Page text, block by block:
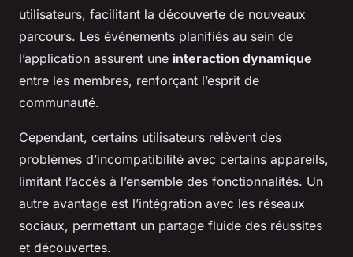
utilisateurs, facilitant la découverte de nouveaux
parcours. Les événements planifiés au sein de
l’application assurent une interaction dynamique
entre les membres, renforçant l’esprit de
communauté.
Cependant, certains utilisateurs relèvent des
problèmes d’incompatibilité avec certains appareils,
limitant l’accès à l’ensemble des fonctionnalités. Un
autre avantage est l’intégration avec les réseaux
sociaux, permettant un partage fluide des réussites
et découvertes.